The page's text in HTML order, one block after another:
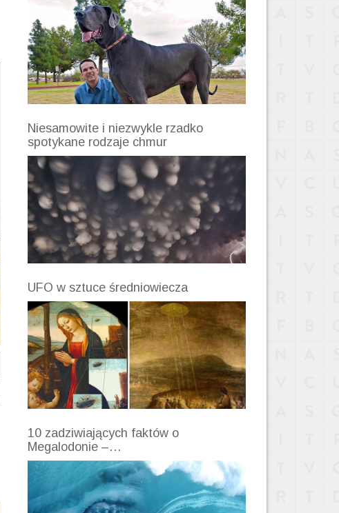
Niesamowite i niezwykle rzadko
spotykane rodzaje chmur
UFO w sztuce średniowiecza
10 zadziwiających faktów o
Megalodonie –…